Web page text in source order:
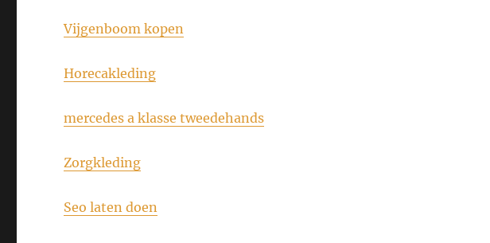
Vijgenboom kopen
Horecakleding
mercedes a klasse tweedehands
Zorgkleding
Seo laten doen